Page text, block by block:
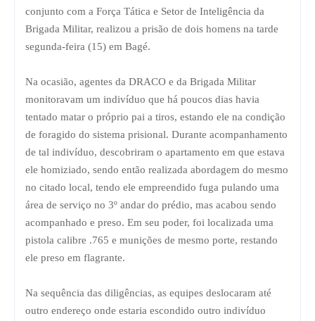
conjunto com a Força Tática e Setor de Inteligência da
Brigada Militar, realizou a prisão de dois homens na tarde
segunda-feira (15) em Bagé.
Na ocasião, agentes da DRACO e da Brigada Militar
monitoravam um indivíduo que há poucos dias havia
tentado matar o próprio pai a tiros, estando ele na condição
de foragido do sistema prisional. Durante acompanhamento
de tal indivíduo, descobriram o apartamento em que estava
ele homiziado, sendo então realizada abordagem do mesmo
no citado local, tendo ele empreendido fuga pulando uma
área de serviço no 3º andar do prédio, mas acabou sendo
acompanhado e preso. Em seu poder, foi localizada uma
pistola calibre .765 e munições de mesmo porte, restando
ele preso em flagrante.
Na sequência das diligências, as equipes deslocaram até
outro endereço onde estaria escondido outro indivíduo